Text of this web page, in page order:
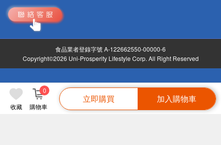
收藏 購物車
0
立即購買 加入購物車
食品業者登錄字號 A-122662550-00000-6
Copyright©2026 Uni-Prosperity Lifestyle Corp. All Right Reserved